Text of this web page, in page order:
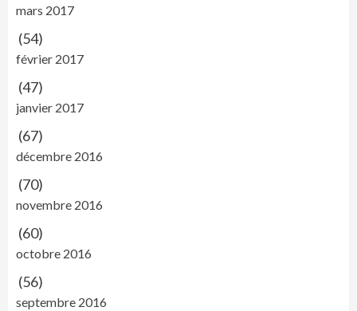
mars 2017
(54)
février 2017
(47)
janvier 2017
(67)
décembre 2016
(70)
novembre 2016
(60)
octobre 2016
(56)
septembre 2016